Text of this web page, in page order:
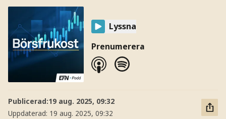
Lyssna
Prenumerera
Publicerad:19 aug. 2025, 09:32
Uppdaterad: 19 aug. 2025, 09:32